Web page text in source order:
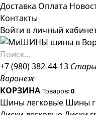
Доставка Оплата
Контакты
Войти в личный
+7 (980) 382-44-13
Воронеж
КОРЗИНА Товаров:0
Шины легковые Шины